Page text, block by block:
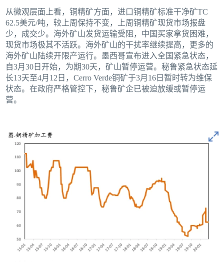
从微观层面上看，铜精矿方面，进口铜精矿标准干净矿TC
62.5美元/吨，较上周保持不变，上周铜精矿现货市场报盘
少，成交少。海外矿山发货运输受阻，中国买家拿货困难，
现货市场极其不活跃。海外矿山的干扰率继续提高，更多的
海外矿山陆续开限产运行。墨西哥宣布进入全国紧急状态，
自3月30日开始，为期30天，矿山暂停运营。秘鲁紧急状态延
长13天至4月12日，Cerro Verde铜矿于3月16日暂时转为维保
状态。在政府严格管控下，秘鲁矿企已被迫放缓或暂停运
营。